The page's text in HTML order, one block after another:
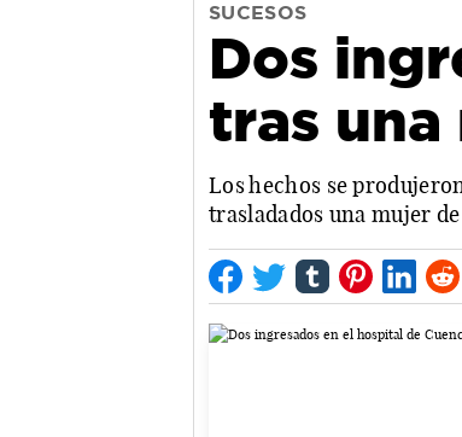
SUCESOS
Dos
tras una
Los hechos se
trasladados una mujer